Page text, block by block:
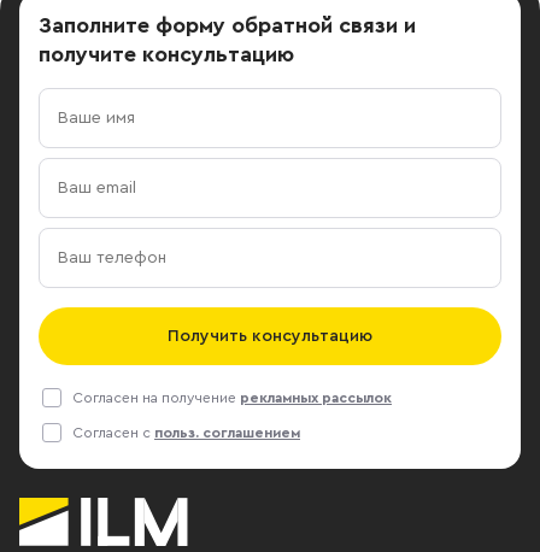
Заполните форму обратной связи и
получите консультацию
Получить консультацию
Согласен на получение рекламных рассылок
Согласен с польз. соглашением